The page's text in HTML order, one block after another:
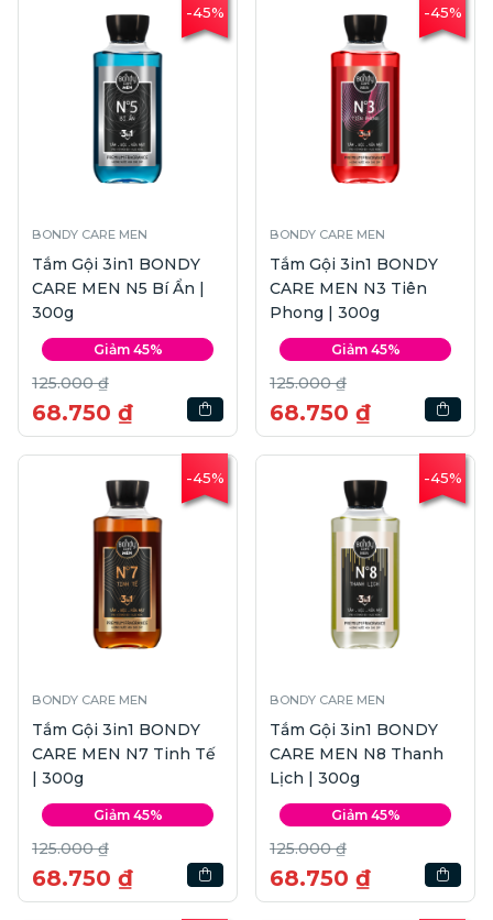
-45%
BONDY CARE MEN
Tắm Gội 3in1 BONDY
CARE MEN N5 Bí Ẩn |
300g
Giảm 45%
125.000 ₫
68.750 ₫
-45%
BONDY CARE MEN
Tắm Gội 3in1 BONDY
CARE MEN N3 Tiên
Phong | 300g
Giảm 45%
125.000 ₫
68.750 ₫
-45%
BONDY CARE MEN
Tắm Gội 3in1 BONDY
CARE MEN N7 Tinh Tế
| 300g
Giảm 45%
125.000 ₫
68.750 ₫
-45%
BONDY CARE MEN
Tắm Gội 3in1 BONDY
CARE MEN N8 Thanh
Lịch | 300g
Giảm 45%
125.000 ₫
68.750 ₫